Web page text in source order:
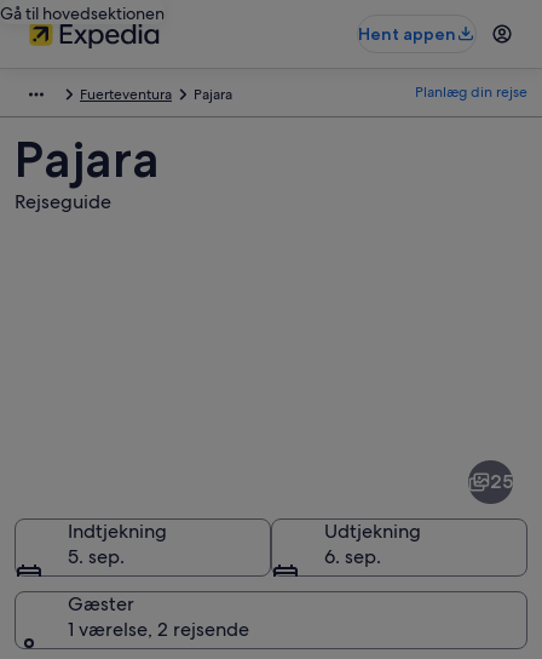
Gå til hovedsektionen
Hent appen
Fuerteventura Pajara Planlæg din rejse
Pajara
Rejseguide
25
Indtjekning
5. sep.
Udtjekning
6. sep.
Gæster
1 værelse, 2 rejsende